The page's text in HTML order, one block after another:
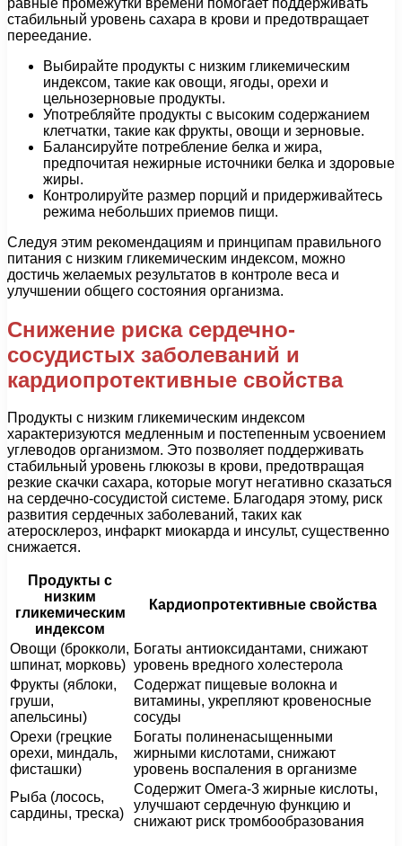
стабильный уровень сахара в крови и предотвращает
переедание.
Выбирайте продукты с низким гликемическим
индексом, такие как овощи, ягоды, орехи и
цельнозерновые продукты.
Употребляйте продукты с высоким содержанием
клетчатки, такие как фрукты, овощи и зерновые.
Балансируйте потребление белка и жира,
предпочитая нежирные источники белка и здоровые
жиры.
Контролируйте размер порций и придерживайтесь
режима небольших приемов пищи.
Следуя этим рекомендациям и принципам правильного
питания с низким гликемическим индексом, можно
достичь желаемых результатов в контроле веса и
улучшении общего состояния организма.
Снижение риска сердечно-
сосудистых заболеваний и
кардиопротективные свойства
Продукты с низким гликемическим индексом
характеризуются медленным и постепенным усвоением
углеводов организмом. Это позволяет поддерживать
стабильный уровень глюкозы в крови, предотвращая
резкие скачки сахара, которые могут негативно сказаться
на сердечно-сосудистой системе. Благодаря этому, риск
развития сердечных заболеваний, таких как
атеросклероз, инфаркт миокарда и инсульт, существенно
снижается.
Продукты с
низким
гликемическим
индексом
Кардиопротективные свойства
Овощи (брокколи,
шпинат, морковь)
Богаты антиоксидантами, снижают
уровень вредного холестерола
Фрукты (яблоки,
груши,
апельсины)
Содержат пищевые волокна и
витамины, укрепляют кровеносные
сосуды
Орехи (грецкие
орехи, миндаль,
фисташки)
Богаты полиненасыщенными
жирными кислотами, снижают
уровень воспаления в организме
Рыба (лосось,
сардины, треска)
Содержит Омега-3 жирные кислоты,
улучшают сердечную функцию и
снижают риск тромбообразования